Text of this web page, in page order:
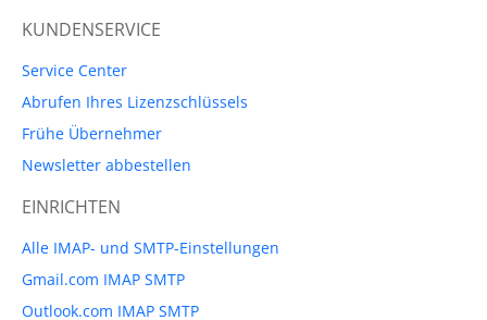
KUNDENSERVICE
Service Center
Abrufen Ihres Lizenzschlüssels
Frühe Übernehmer
Newsletter abbestellen
EINRICHTEN
Alle IMAP- und SMTP-Einstellungen
Gmail.com IMAP SMTP
Outlook.com IMAP SMTP